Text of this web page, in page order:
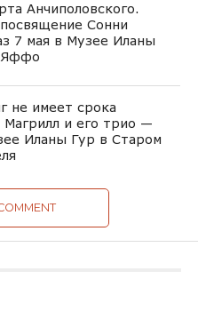
Анчиполовского.
Сонни
7 мая в Музее Иланы
Яффо
не имеет срока
Магрилл и его трио —
Иланы Гур в Старом